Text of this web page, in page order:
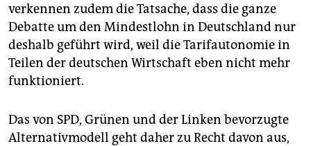
verkennen zudem die Tatsache, dass die ganze
Debatte um den Mindestlohn in Deutschland nur
deshalb geführt wird, weil die Tarifautonomie in
Teilen der deutschen Wirtschaft eben nicht mehr
funktioniert.
Das von SPD, Grünen und der Linken bevorzugte
Alternativmodell geht daher zu Recht davon aus,